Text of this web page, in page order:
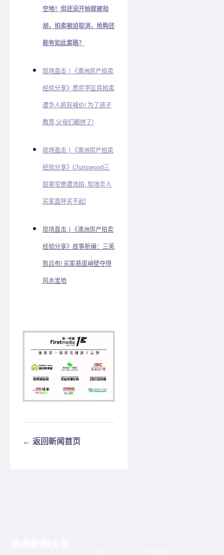
空地！但还没开始就被劫
胡，拍卖被迫取消，抢购还
能有如此套路？
现场直击 |《澳洲房产拍卖
经验分享》悉尼学区房拍卖
遭华人疯狂喊价! 为了孩子
教育,父母们都拼了!
现场直击 |《澳洲房产拍卖
经验分享》Chatswood三
层豪宅惨遭流拍, 现场华人
买家直呼买不起!
现场直击 |《澳洲房产拍卖
经验分享》故事新编：三英
败吕布! 买家悬崖峭壁夺得
风水宝地
← 返回新闻首页